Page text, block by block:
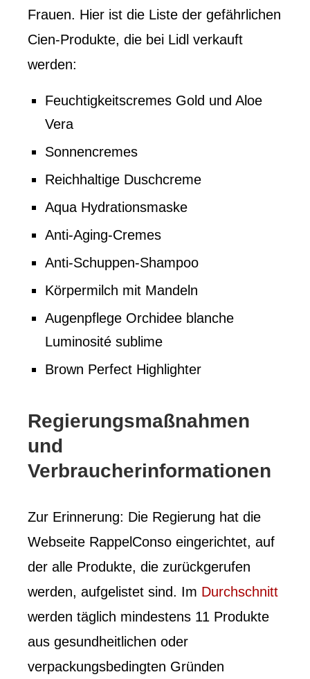
Frauen. Hier ist die Liste der gefährlichen
Cien-Produkte, die bei Lidl verkauft
werden:
Feuchtigkeitscremes Gold und Aloe
Vera
Sonnencremes
Reichhaltige Duschcreme
Aqua Hydrationsmaske
Anti-Aging-Cremes
Anti-Schuppen-Shampoo
Körpermilch mit Mandeln
Augenpflege Orchidee blanche
Luminosité sublime
Brown Perfect Highlighter
Regierungsmaßnahmen
und
Verbraucherinformationen
Zur Erinnerung: Die Regierung hat die
Webseite RappelConso eingerichtet, auf
der alle Produkte, die zurückgerufen
werden, aufgelistet sind. Im Durchschnitt
werden täglich mindestens 11 Produkte
aus gesundheitlichen oder
verpackungsbedingten Gründen